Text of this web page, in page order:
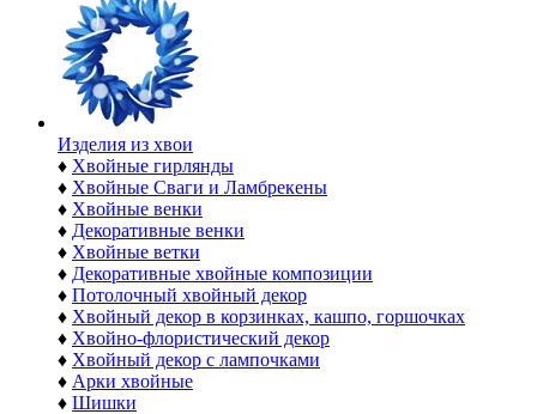
Изделия из хвои
♦ Хвойные гирлянды
♦ Хвойные Сваги и Ламбрекены
♦ Хвойные венки
♦ Декоративные венки
♦ Хвойные ветки
♦ Декоративные хвойные композиции
♦ Потолочный хвойный декор
♦ Хвойный декор в корзинках, кашпо, горшочках
♦ Хвойно-флористический декор
♦ Хвойный декор с лампочками
♦ Арки хвойные
♦ Шишки